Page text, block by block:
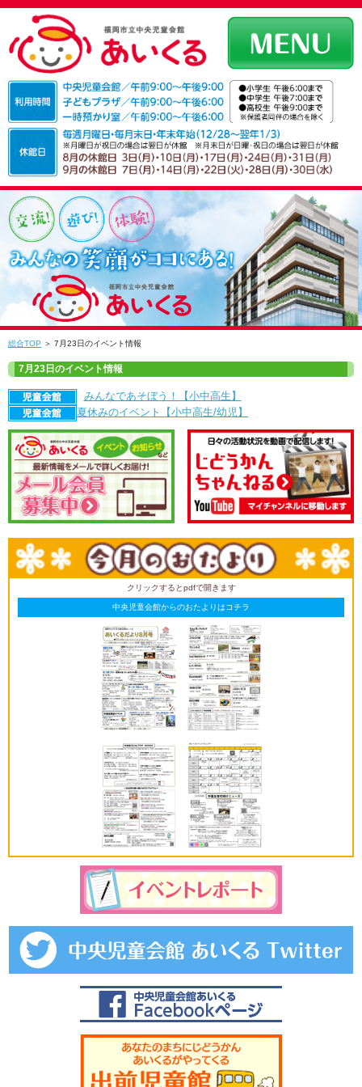
総合TOP ＞ 7月23日のイベント情報
7月23日のイベント情報
みんなであそぼう！【小中高生】
夏休みのイベント【小中高生/幼児】
クリックするとpdfで開きます
中央児童会館からのおたよりはコチラ